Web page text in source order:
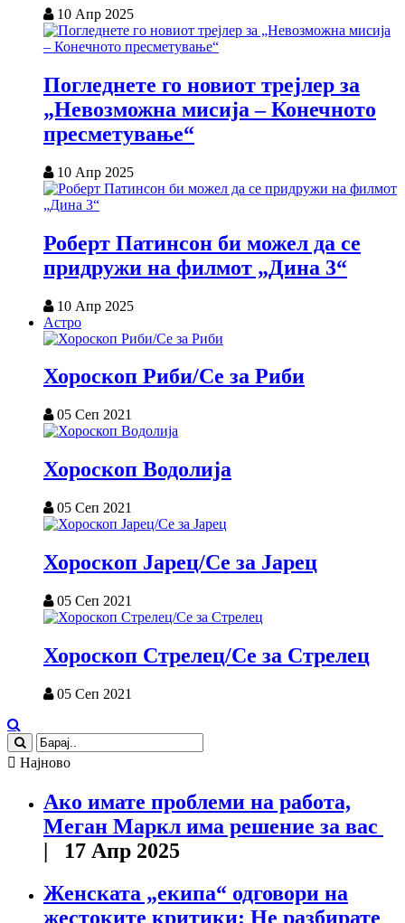
10 Апр 2025
Погледнете го новиот трејлер за
„Невозможна мисија – Конечното
пресметување“
10 Апр 2025
Роберт Патинсон би можел да се
придружи на филмот „Дина 3“
10 Апр 2025
Астро
Хороскоп Риби/Се за Риби
05 Сеп 2021
Хороскоп Водолија
05 Сеп 2021
Хороскоп Јарец/Се за Јарец
05 Сеп 2021
Хороскоп Стрелец/Се за Стрелец
05 Сеп 2021
Најново
Ако имате проблеми на работа,
Меган Маркл има решение за вас
| 17 Апр 2025
Женската „екипа“ одговори на
жестоките критики: Не разбирате